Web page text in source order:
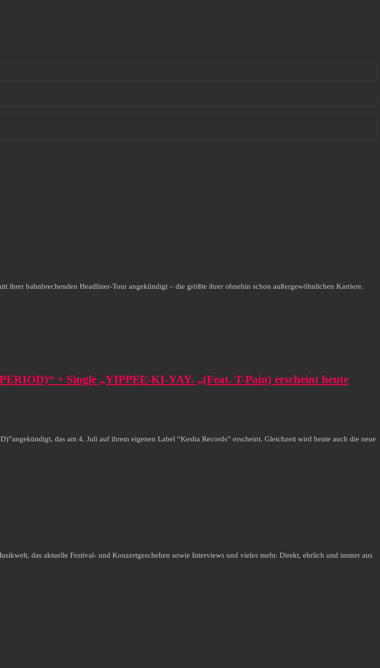
ihrer bahnbrechenden Headliner-Tour angekündigt – die größte ihrer ohnehin schon außergewöhnlichen Karriere.
+ Single „YIPPEE-KI-YAY. „(Feat. T-Pain) erscheint heute
das am 4. Juli auf ihrem eigenen Label “Kesha Records” erscheint. Gleichzeit wird heute auch die neue
das aktuelle Festival- und Konzertgeschehen sowie Interviews und vieles mehr. Direkt, ehrlich und immer aus